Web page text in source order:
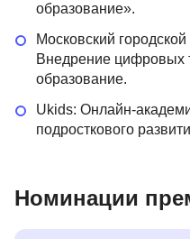
образование».
Московский
Внедрение цифровых
образование.
Ukids: Онлайн-
подросткового
Номинации